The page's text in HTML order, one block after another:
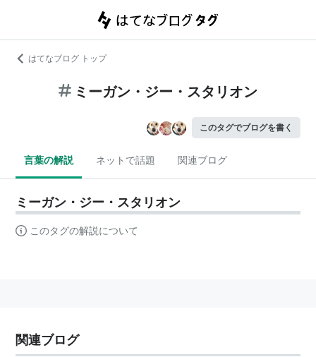
はてなブログ トップ
ミーガン・ジー・スタリオン
このタグでブログを書く
言葉の解説 ネットで話題 関連ブログ
ミーガン・ジー・スタリオン
このタグの解説について
関連ブログ